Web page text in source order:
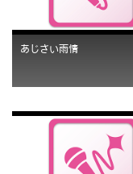
あじさい雨情